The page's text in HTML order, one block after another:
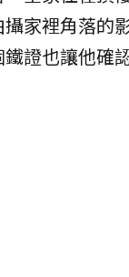
家裡角落的
證也讓他確